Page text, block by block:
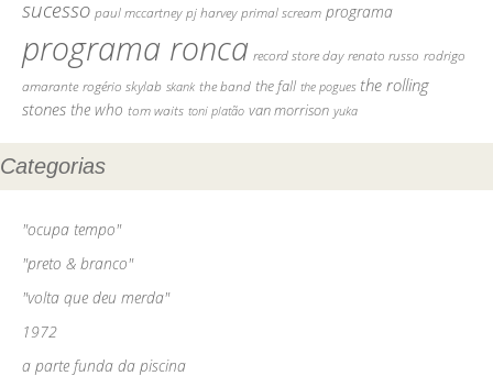
sucesso paul mccartney pj harvey primal scream programa
programa ronca record store day renato russo rodrigo
amarante rogério skylab skank the band the fall the pogues the rolling
stones the who tom waits toni platão van morrison yuka
Categorias
"ocupa tempo"
"preto & branco"
"volta que deu merda"
1972
a parte funda da piscina